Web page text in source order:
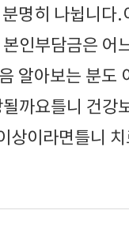
명히 나뉩니다
인부담금은 어
알아보는 분도
까요틀니 건강
상이라면틀니